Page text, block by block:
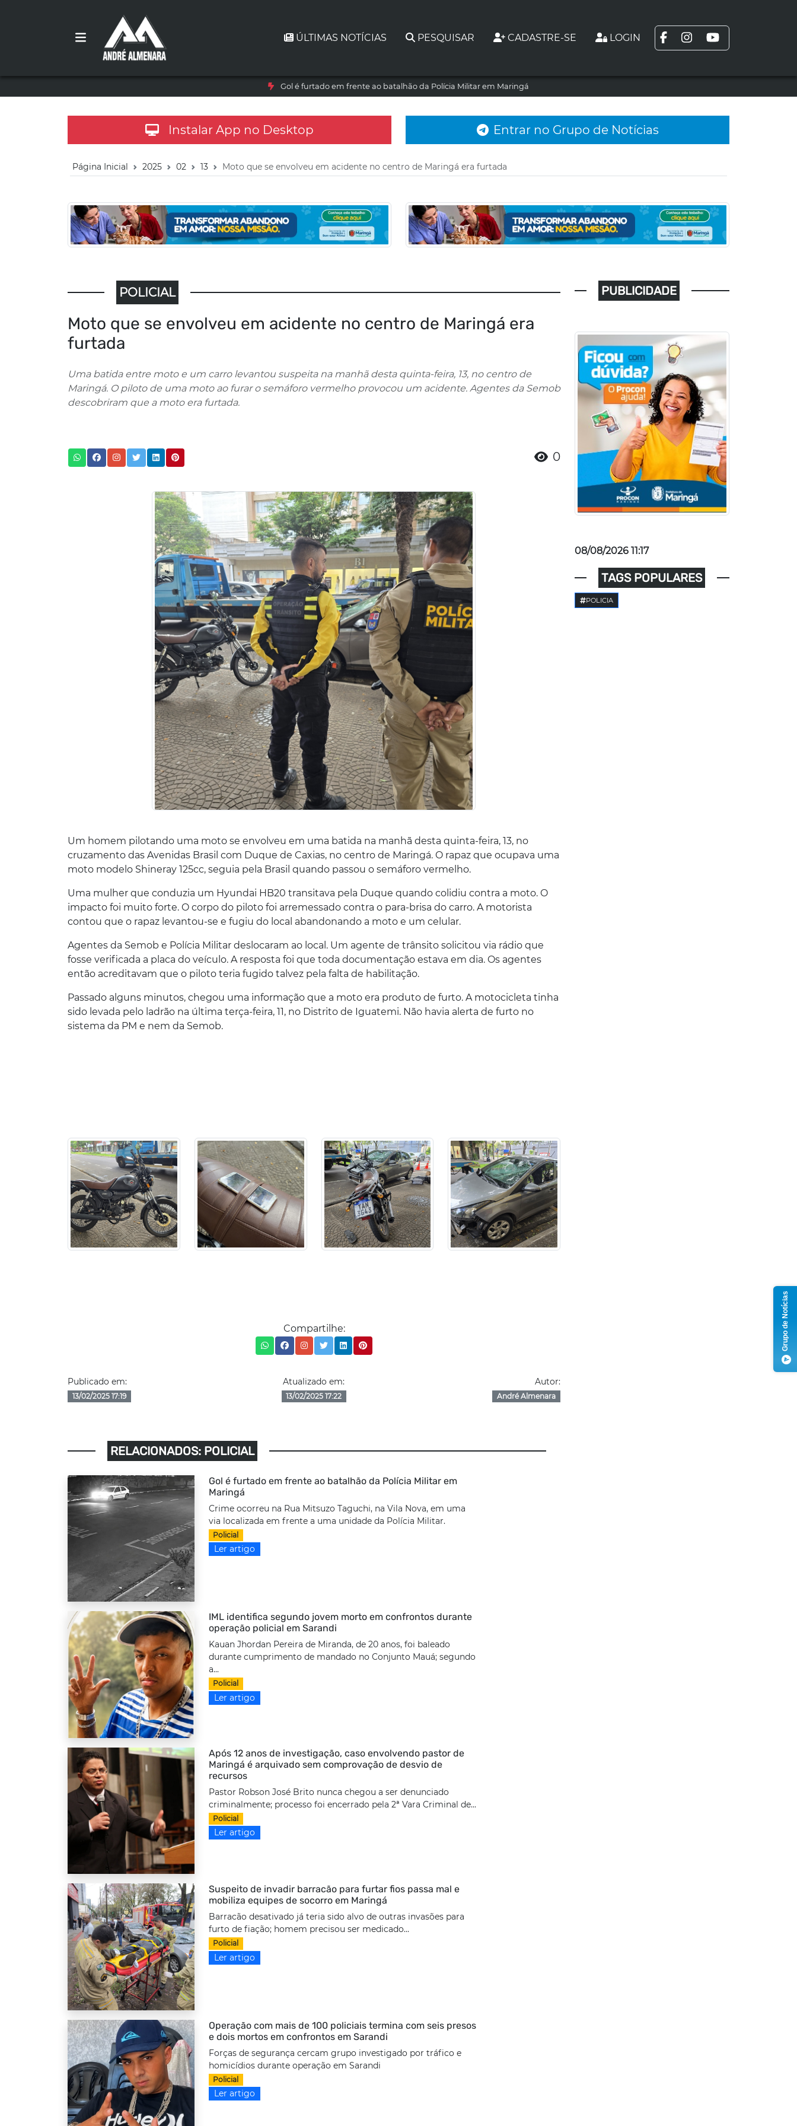
ÚLTIMAS NOTÍCIAS PESQUISAR CADASTRE-SE LOGIN
Gol é furtado em frente ao batalhão da Polícia Militar em Maringá
Instalar App no Desktop Entrar no Grupo de Notícias
Página Inicial 2025 02 13 Moto que se envolveu em acidente no centro de Maringá era furtada
POLICIAL
Moto que se envolveu em acidente no centro de Maringá era
furtada
Uma batida entre moto e um carro levantou suspeita na manhã desta quinta-feira, 13, no centro de
Maringá. O piloto de uma moto ao furar o semáforo vermelho provocou um acidente. Agentes da Semob
descobriram que a moto era furtada.
0
Um homem pilotando uma moto se envolveu em uma batida na manhã desta quinta-feira, 13, no
cruzamento das Avenidas Brasil com Duque de Caxias, no centro de Maringá. O rapaz que ocupava uma
moto modelo Shineray 125cc, seguia pela Brasil quando passou o semáforo vermelho.
Uma mulher que conduzia um Hyundai HB20 transitava pela Duque quando colidiu contra a moto. O
impacto foi muito forte. O corpo do piloto foi arremessado contra o para-brisa do carro. A motorista
contou que o rapaz levantou-se e fugiu do local abandonando a moto e um celular.
Agentes da Semob e Polícia Militar deslocaram ao local. Um agente de trânsito solicitou via rádio que
fosse verificada a placa do veículo. A resposta foi que toda documentação estava em dia. Os agentes
então acreditavam que o piloto teria fugido talvez pela falta de habilitação.
Passado alguns minutos, chegou uma informação que a moto era produto de furto. A motocicleta tinha
sido levada pelo ladrão na última terça-feira, 11, no Distrito de Iguatemi. Não havia alerta de furto no
sistema da PM e nem da Semob.
Compartilhe:
Publicado em:
13/02/2025 17:19
Atualizado em:
13/02/2025 17:22
Autor:
André Almenara
RELACIONADOS: POLICIAL
Gol é furtado em frente ao batalhão da Polícia Militar em
Maringá
Crime ocorreu na Rua Mitsuzo Taguchi, na Vila Nova, em uma
via localizada em frente a uma unidade da Polícia Militar.
Policial
Ler artigo
IML identifica segundo jovem morto em confrontos durante
operação policial em Sarandi
Kauan Jhordan Pereira de Miranda, de 20 anos, foi baleado
durante cumprimento de mandado no Conjunto Mauá; segundo
a...
Policial
Ler artigo
Após 12 anos de investigação, caso envolvendo pastor de
Maringá é arquivado sem comprovação de desvio de
recursos
Pastor Robson José Brito nunca chegou a ser denunciado
criminalmente; processo foi encerrado pela 2ª Vara Criminal de...
Policial
Ler artigo
Suspeito de invadir barracão para furtar fios passa mal e
mobiliza equipes de socorro em Maringá
Barracão desativado já teria sido alvo de outras invasões para
furto de fiação; homem precisou ser medicado...
Policial
Ler artigo
Operação com mais de 100 policiais termina com seis presos
e dois mortos em confrontos em Sarandi
Forças de segurança cercam grupo investigado por tráfico e
homicídios durante operação em Sarandi
Policial
Ler artigo
PUBLICIDADE
08/08/2026 11:17
TAGS POPULARES
POLICIA
Grupo de Notícias